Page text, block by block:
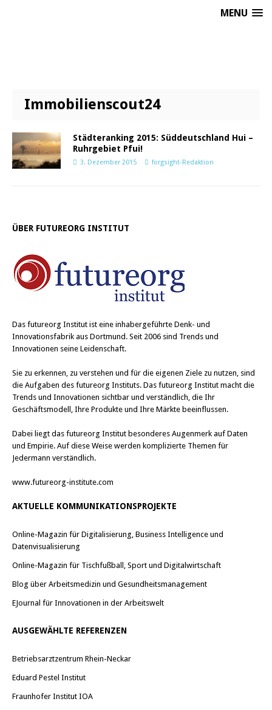
MENU
Immobilienscout24
Städteranking 2015: Süddeutschland Hui –
Ruhrgebiet Pfui!
3. Dezember 2015 forgsight-Redaktion
ÜBER FUTUREORG INSTITUT
Das futureorg Institut ist eine inhabergeführte Denk- und
Innovationsfabrik aus Dortmund. Seit 2006 sind Trends und
Innovationen seine Leidenschaft.
Sie zu erkennen, zu verstehen und für die eigenen Ziele zu nutzen, sind
die Aufgaben des futureorg Instituts. Das futureorg Institut macht die
Trends und Innovationen sichtbar und verständlich, die Ihr
Geschäftsmodell, Ihre Produkte und Ihre Märkte beeinflussen.
Dabei liegt das futureorg Institut besonderes Augenmerk auf Daten
und Empirie. Auf diese Weise werden komplizierte Themen für
Jedermann verständlich.
www.futureorg-institute.com
AKTUELLE KOMMUNIKATIONSPROJEKTE
Online-Magazin für Digitalisierung, Business Intelligence und
Datenvisualisierung
Online-Magazin für Tischfußball, Sport und Digitalwirtschaft
Blog über Arbeitsmedizin und Gesundheitsmanagement
EJournal für Innovationen in der Arbeitswelt
AUSGEWÄHLTE REFERENZEN
Betriebsarztzentrum Rhein-Neckar
Eduard Pestel Institut
Fraunhofer Institut IOA